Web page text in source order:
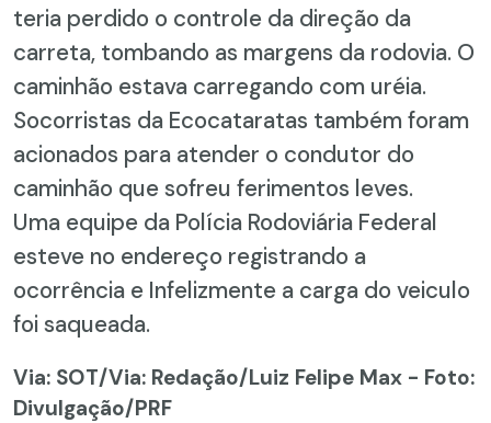
teria perdido o controle da direção da
carreta, tombando as margens da rodovia. O
caminhão estava carregando com uréia.
Socorristas da Ecocataratas também foram
acionados para atender o condutor do
caminhão que sofreu ferimentos leves.
Uma equipe da Polícia Rodoviária Federal
esteve no endereço registrando a
ocorrência e Infelizmente a carga do veiculo
foi saqueada.
Via: SOT/Via: Redação/Luiz Felipe Max - Foto:
Divulgação/PRF